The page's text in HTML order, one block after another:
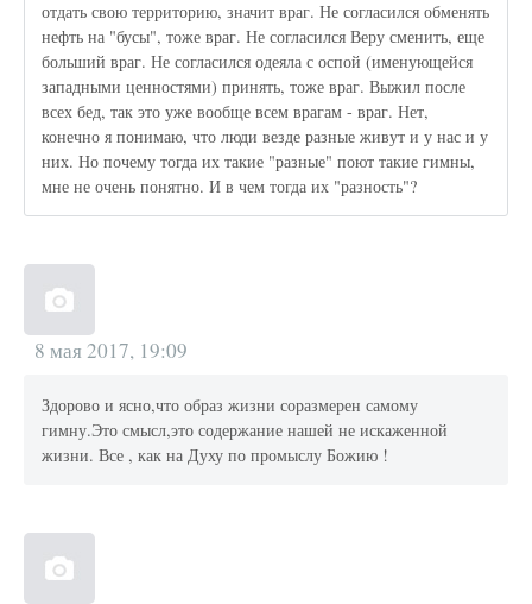
отдать свою территорию, значит враг. Не согласился обменять
нефть на "бусы", тоже враг. Не согласился Веру сменить, еще
больший враг. Не согласился одеяла с оспой (именующейся
западными ценностями) принять, тоже враг. Выжил после
всех бед, так это уже вообще всем врагам - враг. Нет,
конечно я понимаю, что люди везде разные живут и у нас и у
них. Но почему тогда их такие "разные" поют такие гимны,
мне не очень понятно. И в чем тогда их "разность"?
8 мая 2017, 19:09
Здорово и ясно,что образ жизни соразмерен самому
гимну.Это смысл,это содержание нашей не искаженной
жизни. Все , как на Духу по промыслу Божию !